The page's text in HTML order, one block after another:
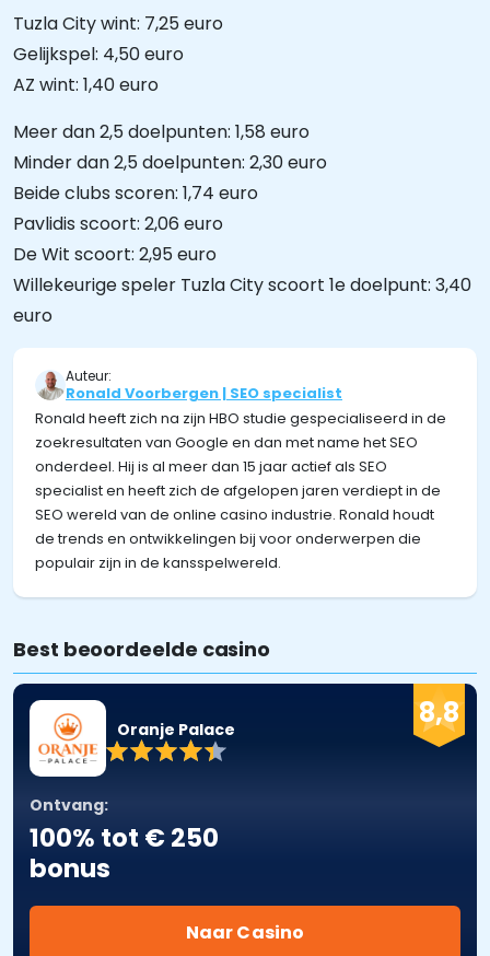
Tuzla City wint: 7,25 euro
Gelijkspel: 4,50 euro
AZ wint: 1,40 euro
Meer dan 2,5 doelpunten: 1,58 euro
Minder dan 2,5 doelpunten: 2,30 euro
Beide clubs scoren: 1,74 euro
Pavlidis scoort: 2,06 euro
De Wit scoort: 2,95 euro
Willekeurige speler Tuzla City scoort 1e doelpunt: 3,40
euro
Auteur:
Ronald Voorbergen | SEO specialist
Ronald heeft zich na zijn HBO studie gespecialiseerd in de
zoekresultaten van Google en dan met name het SEO
onderdeel. Hij is al meer dan 15 jaar actief als SEO
specialist en heeft zich de afgelopen jaren verdiept in de
SEO wereld van de online casino industrie. Ronald houdt
de trends en ontwikkelingen bij voor onderwerpen die
populair zijn in de kansspelwereld.
Best beoordeelde casino
8,8
Oranje Palace
Ontvang:
100% tot € 250
bonus
Naar Casino